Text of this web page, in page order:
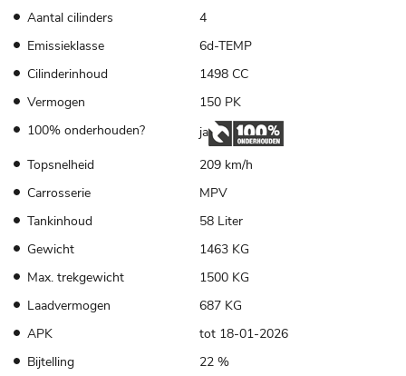
Aantal cilinders
4
Emissieklasse
6d-TEMP
Cilinderinhoud
1498 CC
Vermogen
150 PK
100% onderhouden?
ja
Topsnelheid
209 km/h
Carrosserie
MPV
Tankinhoud
58 Liter
Gewicht
1463 KG
Max. trekgewicht
1500 KG
Laadvermogen
687 KG
APK
tot 18-01-2026
Bijtelling
22 %